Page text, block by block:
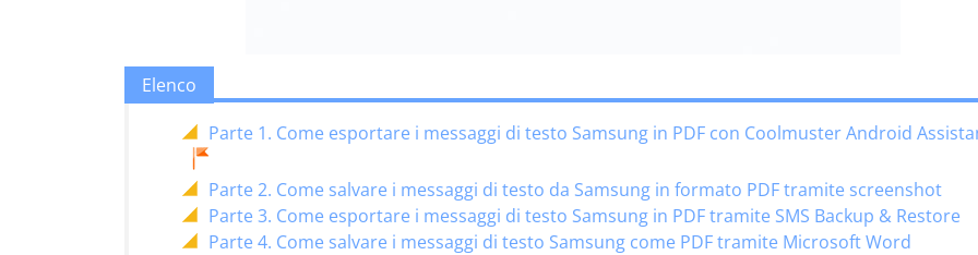
Elenco
Parte 1. Come esportare i messaggi di testo Samsung in PDF con Coolmuster Android
Parte 2. Come salvare i messaggi di testo da Samsung in formato PDF tramite screenshot
Parte 3. Come esportare i messaggi di testo Samsung in PDF tramite SMS Backup & Restore
Parte 4. Come salvare i messaggi di testo Samsung come PDF tramite Microsoft Word